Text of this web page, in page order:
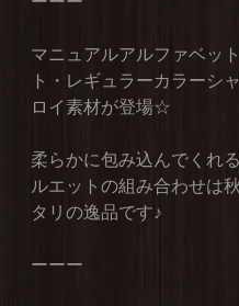
マニュアルアルファベッ
ト・レギュラーカラーシ
ロイ素材が登場☆
柔らかに包み込んでくれ
ルエットの組み合わせは
タリの逸品です♪
ーーー